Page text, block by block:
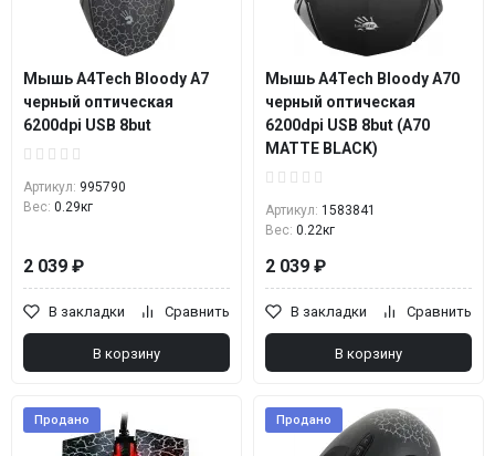
Мышь A4Tech Bloody A7
черный оптическая
6200dpi USB 8but
Артикул: 995790
Вес: 0.29кг
2 039 ₽
В закладки Сравнить
В корзину
Мышь A4Tech Bloody A70
черный оптическая
6200dpi USB 8but (A70
MATTE BLACK)
Артикул: 1583841
Вес: 0.22кг
2 039 ₽
В закладки Сравнить
В корзину
Продано Продано